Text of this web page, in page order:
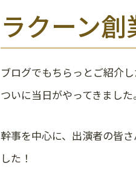
ラクーン
ブログでもちらっとご紹介し
ついに当日がやってきました。
幹事を中心に、出演者の皆
した！